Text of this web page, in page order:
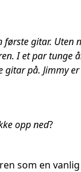
første gitar.
I et par tunge
på. Jimmy
opp ned?
som en